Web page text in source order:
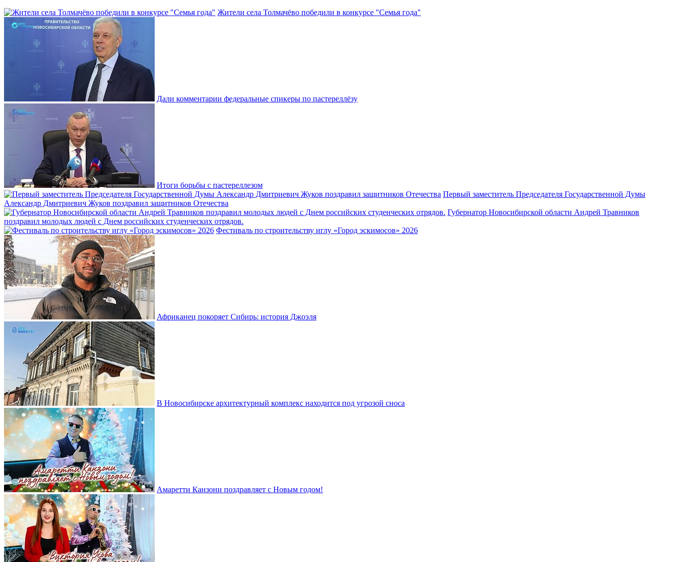
Жители села Толмачёво победили в конкурсе "Семья года"
Дали комментарии федеральные спикеры по пастереллёзу
Итоги борьбы с пастереллезом
Первый заместитель Председателя Государственной Думы
Александр Дмитриевич Жуков поздравил защитников Отечества
Губернатор Новосибирской области Андрей Травников
поздравил молодых людей с Днем российских студенческих отрядов.
Фестиваль по строительству иглу «Город эскимосов» 2026
Африканец покоряет Сибирь: история Джоэля
В Новосибирске архитектурный комплекс находится под угрозой сноса
Амаретти Канзони поздравляет с Новым годом!